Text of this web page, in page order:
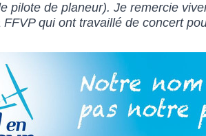
pilote de planeur). Je remercie
qui ont travaillé de concert